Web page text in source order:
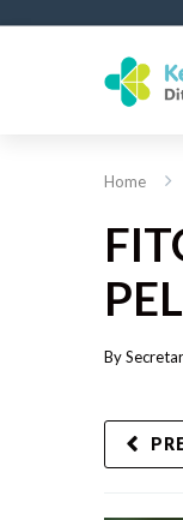
Home
By